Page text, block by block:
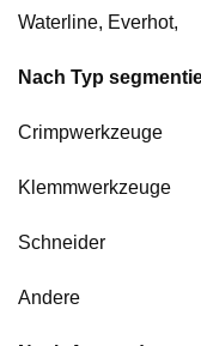
Waterline, Everhot,
Nach Typ
Crimpwerkzeuge
Klemmwerkzeuge
Schneider
Andere